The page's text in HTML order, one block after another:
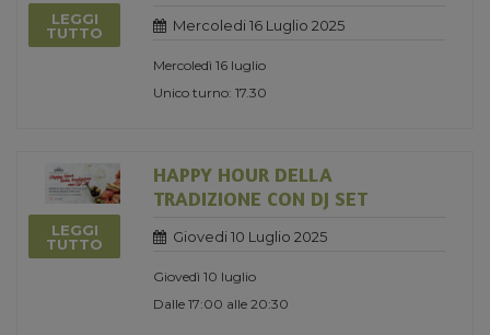
LEGGI
TUTTO
Mercoledi 16 Luglio 2025
Mercoledì 16 luglio
Unico turno: 17.30
LEGGI
TUTTO
HAPPY HOUR DELLA
TRADIZIONE CON DJ SET
Giovedi 10 Luglio 2025
Giovedì 10 luglio
Dalle 17:00 alle 20:30